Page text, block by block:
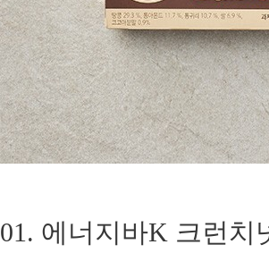
01. 에너지바K 크런치